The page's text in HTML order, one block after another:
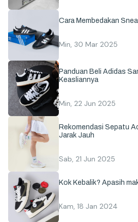
Cara Membedakan
Min, 30 Mar 2025
Panduan Beli Adidas
Keasliannya
Min, 22 Jun 2025
Rekomendasi Sepatu
Jarak Jauh
Sab, 21 Jun 2025
Kok Kebalik? Apasih
Kam, 18 Jan 2024